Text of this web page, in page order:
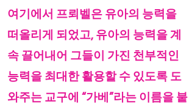
여기에서 프뢰벨은 유아의 능력을
떠올리게 되었고, 유아의 능력을 계
속 끌어내어 그들이 가진 천부적인
능력을 최대한 활용할 수 있도록 도
와주는 교구에 “가베”라는 이름을 붙